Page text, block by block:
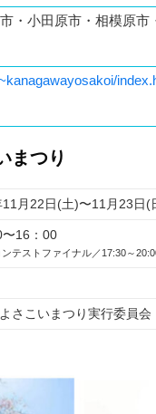
市・小田原市・相模原
まつり
11月22日(土)〜11月23日(
〜16：00
ンテストファイナル／17:30～
さこいまつり実行委員会